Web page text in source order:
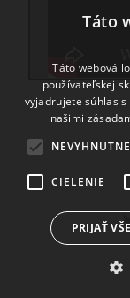
Táto
Táto webová
používateľskej
vyjadrujete súhlas
našimi
CIELENIE
PRIJAŤ